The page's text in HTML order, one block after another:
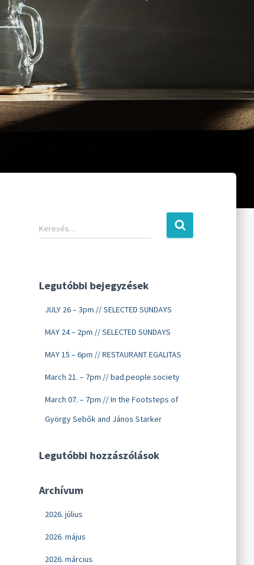
Keresés…
Legutóbbi bejegyzések
JULY 26 – 3pm // SELECTED SUNDAYS
MAY 24 – 2pm // SELECTED SUNDAYS
MAY 15 – 6pm // RESTAURANT EGALITAS
March 21. – 7pm // bad.people.society
March 07. – 7pm // In the Footsteps of
György Sebők and János Starker
Legutóbbi hozzászólások
Archívum
2026. július
2026. május
2026. március